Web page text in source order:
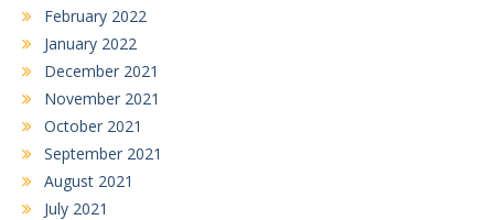
February 2022
January 2022
December 2021
November 2021
October 2021
September 2021
August 2021
July 2021